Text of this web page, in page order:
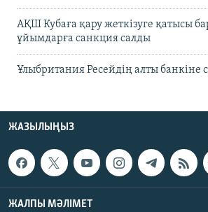
АҚШ Кубаға қару жеткізуге қатысы
ұйымдарға санкция салды
Ұлыбритания Ресейдің алты банкіне
ЖАЗЫЛЫҢЫЗ
ЖАЛПЫ МӘЛІМЕТ